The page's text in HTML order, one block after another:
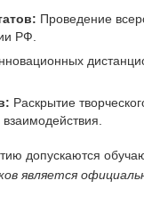
Проведение
РФ.
Раскрытие
допускаются
является